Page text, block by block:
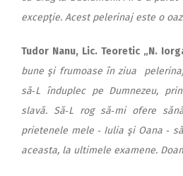
excepţie. Acest pelerinaj este o
Tudor Nanu, Lic. Teoretic „N.
bune şi frumoase în ziua
să‑L înduplec pe Dumnezeu,
slavă. Să‑L rog să‑mi ofere
prietenele mele ‑ Iulia şi Oana ‑
aceasta, la ultimele examene.